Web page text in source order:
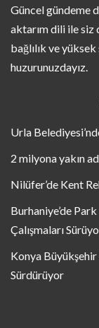
Güncel gündeme
aktarım dili ile siz
bağlılık ve
huzurunuzdayız.
Urla
2 milyona yakın
Nilüfer’de Kent
Burhaniye’de
Çalışmaları
Konya Büyükşehir
Sürdürüyor